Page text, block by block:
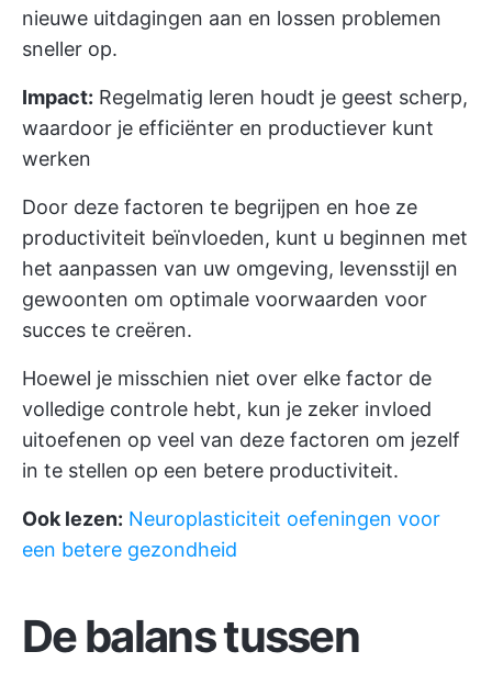
nieuwe uitdagingen aan en lossen problemen
sneller op.
Impact: Regelmatig leren houdt je geest scherp,
waardoor je efficiënter en productiever kunt
werken
Door deze factoren te begrijpen en hoe ze
productiviteit beïnvloeden, kunt u beginnen met
het aanpassen van uw omgeving, levensstijl en
gewoonten om optimale voorwaarden voor
succes te creëren.
Hoewel je misschien niet over elke factor de
volledige controle hebt, kun je zeker invloed
uitoefenen op veel van deze factoren om jezelf
in te stellen op een betere productiviteit.
Ook lezen: Neuroplasticiteit oefeningen voor
een betere gezondheid
De balans tussen